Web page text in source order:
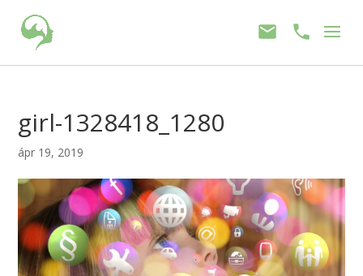
girl-1328418_1280
ápr 19, 2019